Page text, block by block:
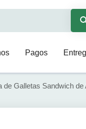
Pagos
de Galletas Sandwich